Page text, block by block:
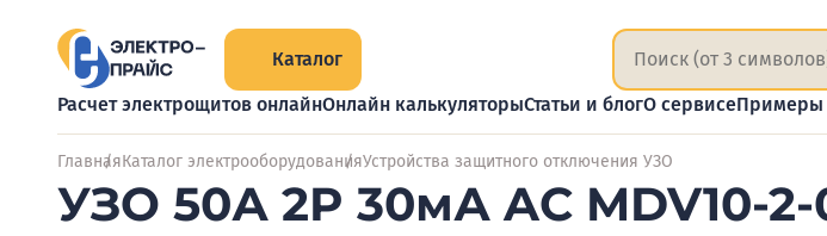
Каталог
Расчет электрощитов онлайнОнлайн калькуляторыСтатьи и блогО сервисеПримеры
ГлавнаяКаталог электрооборудованияУстройства защитного отключения УЗО
УЗО 50А 2P 30мА AC MDV10-